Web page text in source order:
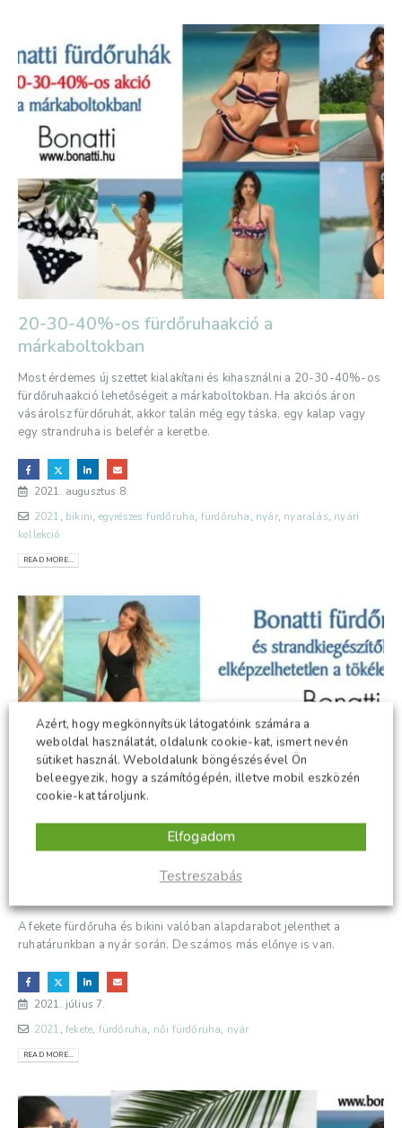
20-30-40%-os fürdőruhaakció a
márkaboltokban
Most érdemes új szettet kialakítani és kihasználni a 20-30-40%-os
fürdőruhaakció lehetőségeit a márkaboltokban. Ha akciós áron
vásárolsz fürdőruhát, akkor talán még egy táska, egy kalap vagy
egy strandruha is belefér a keretbe.
2021. augusztus 8.
2021, bikini, egyrészes fürdőruha, fürdőruha, nyár, nyaralás, nyári
kollekció
READ MORE...
A fekete fürdőruha és bikini valóban alapdarabot jelenthet a
ruhatárunkban a nyár során. De számos más előnye is van.
2021. július 7.
2021, fekete, fürdőruha, női fürdőruha, nyár
READ MORE...
Azért, hogy megkönnyítsük látogatóink számára a
weboldal használatát, oldalunk cookie-kat, ismert nevén
sütiket használ. Weboldalunk böngészésével Ön
beleegyezik, hogy a számítógépén, illetve mobil eszközén
cookie-kat tároljunk.
Testreszabás
Elfogadom